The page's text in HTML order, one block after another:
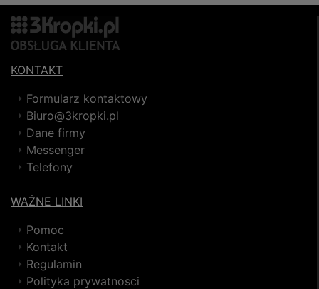
KONTAKT
Formularz kontaktowy
Biuro@3kropki.pl
Dane firmy
Messenger
Telefony
WAŻNE LINKI
Pomoc
Kontakt
Regulamin
Polityka prywatnosci